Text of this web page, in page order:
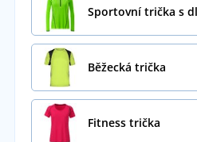
Sportovní trička s
Běžecká trička
Fitness trička